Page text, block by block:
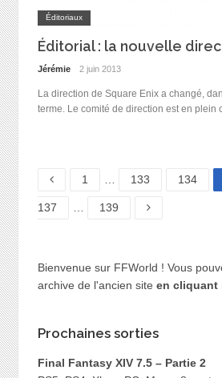
Éditoriaux
Éditorial : la nouvelle
Jérémie 2 juin 2013
La direction de Square Enix a changé,
terme. Le comité de direction est en plein
Page
1 Page
133 Page
134
137 Page
139
Bienvenue sur FFWorld ! Vous
archive de l'ancien site en cliquant
Prochaines sorties
Final Fantasy XIV 7.5 – Partie 2